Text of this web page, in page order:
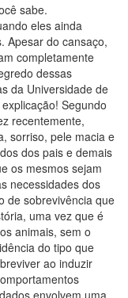
sabe.
eles ainda
Apesar do cansaço,
completamente
dessas
da Universidade de
Segundo
recentemente,
sorriso, pele macia e
dos pais e demais
os mesmos sejam
necessidades dos
de sobrevivência que
uma vez que é
animais, sem o
do tipo que
ao induzir
envolvem uma